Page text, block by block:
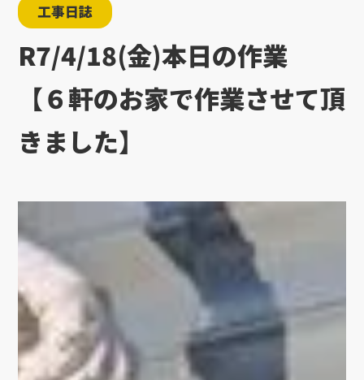
工事日誌
R7/4/18(金)本日の作業
【６軒のお家で作業させて頂
きました】